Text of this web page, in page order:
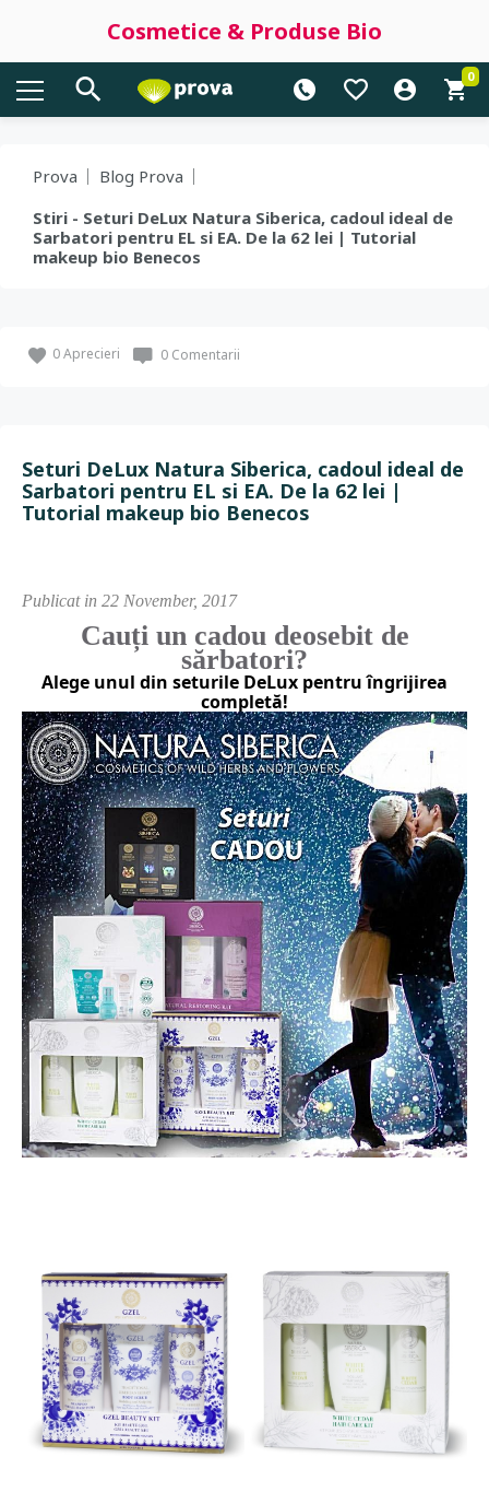
Cosmetice & Produse Bio
0
Prova
Blog Prova
Stiri - Seturi DeLux Natura Siberica, cadoul ideal de
Sarbatori pentru EL si EA. De la 62 lei | Tutorial
makeup bio Benecos
0Aprecieri 0 Comentarii
Seturi DeLux Natura Siberica, cadoul ideal de
Sarbatori pentru EL si EA. De la 62 lei |
Tutorial makeup bio Benecos
Publicat in 22 November, 2017
Cauți un cadou deosebit de
sărbatori?
Alege unul din seturile DeLux pentru îngrijirea
completă!